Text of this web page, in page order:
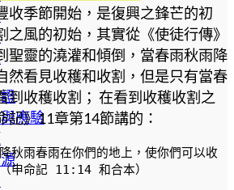
應驗
收季節開始，是復興之鋒芒的初
之風的初始，其實從《使徒行傳》
聖靈的澆灌和傾倒，當春雨秋雨降
然看見收穫和收割，但是只有當春
到收穫收割； 在看到收穫收割之
記》11章第14節講的：
秋雨春雨在你們的地上，使你們可以收
申命記 11:14 和合本）